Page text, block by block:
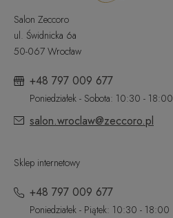
Salon Zeccoro
ul. Świdnicka 6a
50-067 Wrocław
+48 797 009 677
Poniedziałek - Sobota: 10:30 - 18:00
salon.wroclaw@zeccoro.pl
Sklep internetowy
+48 797 009 677
Poniedziałek - Piątek: 10:30 - 18:00